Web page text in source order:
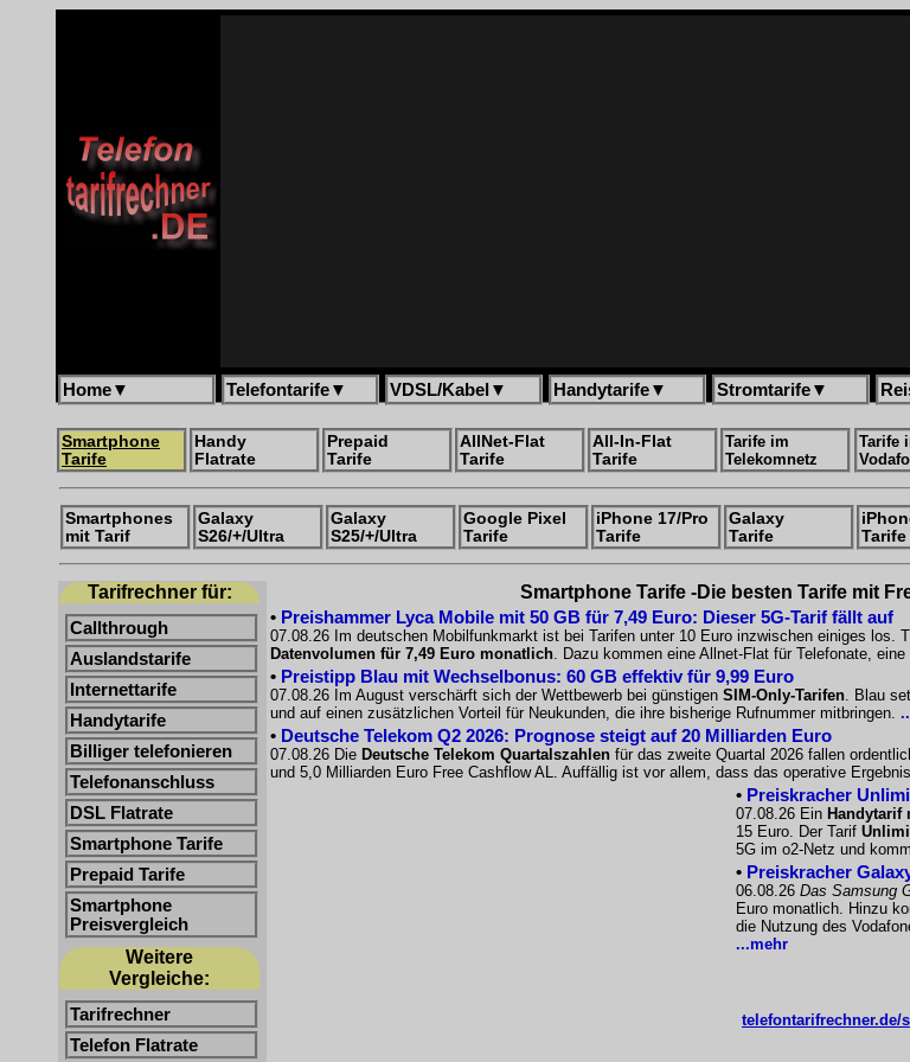
Home▼ Telefontarife▼ VDSL/Kabel ▼ Handytarife▼ Stromtarife▼
Smartphone
Tarife
Handy
Flatrate
Prepaid
Tarife
AllNet-Flat
Tarife
All-In-Flat
Tarife
Tarife im
Telekomnetz
Tarife
Smartphones
mit Tarif
Galaxy
S26/+/Ultra
Galaxy
S25/+/Ultra
Google Pixel
Tarife
iPhone 17/Pro
Tarife
Galaxy
Tarife
Tarifrechner für:
Callthrough
Auslandstarife
Internettarife
Handytarife
Billiger telefonieren
Telefonanschluss
DSL Flatrate
Smartphone Tarife
Prepaid Tarife
Smartphone
Preisvergleich
Weitere
Vergleiche:
Tarifrechner
Telefon Flatrate
Smartphone Tarife -Die besten Tarife mit
• Preishammer Lyca Mobile mit 50 GB für 7,49 Euro: Dieser 5G-Tarif fällt auf
07.08.26 Im deutschen Mobilfunkmarkt ist bei Tarifen unter 10 Euro inzwischen einiges los.
Datenvolumen für 7,49 Euro monatlich. Dazu kommen eine Allnet-Flat für Telefonate, eine
• Preistipp Blau mit Wechselbonus: 60 GB effektiv für 9,99 Euro
07.08.26 Im August verschärft sich der Wettbewerb bei günstigen SIM-Only-Tarifen. Blau
und auf einen zusätzlichen Vorteil für Neukunden, die ihre bisherige Rufnummer mitbringen.
• Deutsche Telekom Q2 2026: Prognose steigt auf 20 Milliarden Euro
07.08.26 Die Deutsche Telekom Quartalszahlen für das zweite Quartal 2026 fallen
und 5,0 Milliarden Euro Free Cashflow AL. Auffällig ist vor allem, dass das operative
• Preiskracher
07.08.26 Ein Handytarif
15 Euro. Der Tarif
5G im o2-Netz und
• Preiskracher
06.08.26 Das Samsung
Euro monatlich. Hinzu
die Nutzung des
...mehr
telefontarifrechner.de/